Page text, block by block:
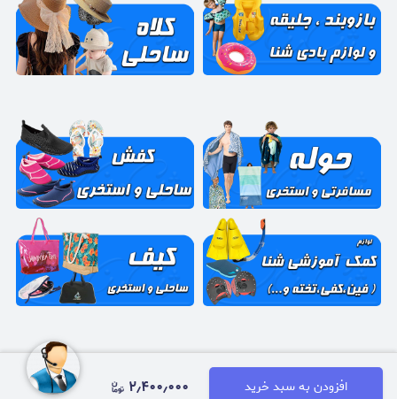
افزودن به سبد خرید ۲٫۴۰۰٫۰۰۰ پیام در واتساپ